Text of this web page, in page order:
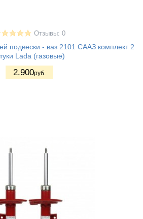
Отзывы: 0
подвески - ваз 2101 СААЗ комплект 2
Lada (газовые)
2.900руб.